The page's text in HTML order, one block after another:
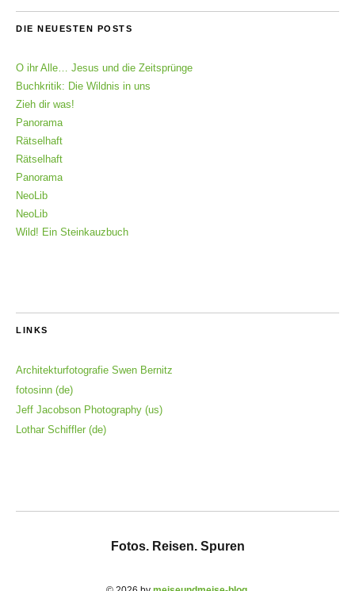
DIE NEUESTEN POSTS
O ihr Alle… Jesus und die Zeitsprünge
Buchkritik: Die Wildnis in uns
Zieh dir was!
Panorama
Rätselhaft
Rätselhaft
Panorama
NeoLib
NeoLib
Wild! Ein Steinkauzbuch
LINKS
Architekturfotografie Swen Bernitz
fotosinn (de)
Jeff Jacobson Photography (us)
Lothar Schiffler (de)
Fotos. Reisen. Spuren